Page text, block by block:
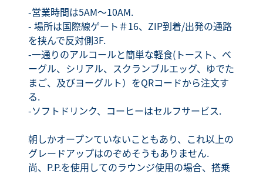
-営業時間は5AM〜10AM.
- 場所は国際線ゲート＃16、ZIP到着/出発の通路
を挟んで反対側3F.
-一通りのアルコールと簡単な軽食(トースト、ベ
ーグル、シリアル、スクランブルエッグ、ゆでた
まご、及びヨーグルト）をQRコードから注文す
る.
-ソフトドリンク、コーヒーはセルフサービス.
朝しかオープンていないこともあり、これ以上の
グレードアップはのぞめそうもありません.
尚、P.P.を使用してのラウンジ使用の場合、搭乗